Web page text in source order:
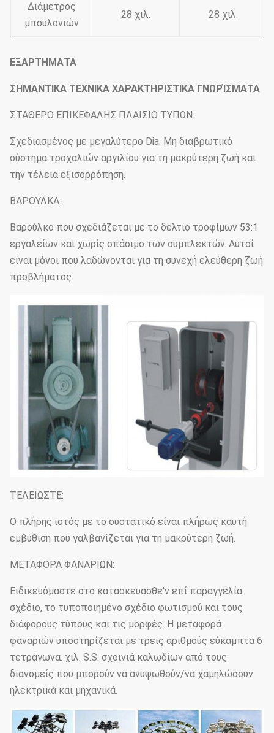
Διάμετρος
μπουλονιών
28 χιλ. 28 χιλ.
ΕΞΑΡΤΗΜΑΤΑ
ΣΗΜΑΝΤΙΚΑ ΤΕΧΝΙΚΑ ΧΑΡΑΚΤΗΡΙΣΤΙΚΑ ΓΝΩΡΊΣΜΑΤΑ
ΣΤΑΘΕΡΟ ΕΠΙΚΕΦΑΛΗΣ ΠΛΑΙΣΙΟ ΤΥΠΩΝ:
Σχεδιασμένος με μεγαλύτερο Dia. Μη διαβρωτικό
σύστημα τροχαλιών αργιλίου για τη μακρύτερη ζωή και
την τέλεια εξισορρόπηση.
ΒΑΡΟΥΛΚΑ:
Βαρούλκο που σχεδιάζεται με το δελτίο τροφίμων 53:1
εργαλείων και χωρίς σπάσιμο των συμπλεκτών. Αυτοί
είναι μόνοι που λαδώνονται για τη συνεχή ελεύθερη ζωή
προβλήματος.
ΤΕΛΕΙΩΣΤΕ:
Ο πλήρης ιστός με το συστατικό είναι πλήρως καυτή
εμβύθιση που γαλβανίζεται για τη μακρύτερη ζωή.
ΜΕΤΑΦΟΡΑ ΦΑΝΑΡΙΩΝ:
Ειδικευόμαστε στο κατασκευασθε'ν επί παραγγελία
σχέδιο, το τυποποιημένο σχέδιο φωτισμού και τους
διάφορους τύπους και τις μορφές. Η μεταφορά
φαναριών υποστηρίζεται με τρεις αριθμούς εύκαμπτα 6
τετράγωνα. χιλ. S.S. σχοινιά καλωδίων από τους
διανομείς που μπορούν να ανυψωθούν/να χαμηλώσουν
ηλεκτρικά και μηχανικά.